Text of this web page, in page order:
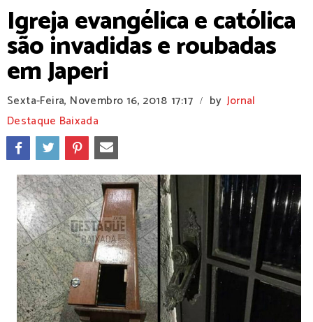
Igreja evangélica e católica
são invadidas e roubadas
em Japeri
Sexta-Feira, Novembro 16, 2018 17:17 / by Jornal
Destaque Baixada